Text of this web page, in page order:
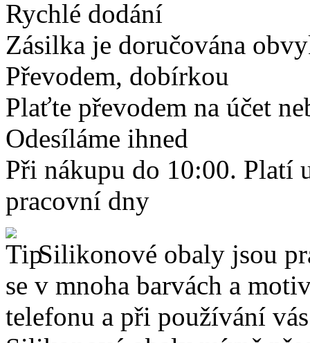
Rychlé dodání
Zásilka je doručována
Převodem, dobírkou
Plaťte převodem na účet
Odesíláme ihned
Při nákupu do 10:00. Platí
pracovní dny
Silikonové obaly jsou
se v mnoha barvách a
telefonu a při používání